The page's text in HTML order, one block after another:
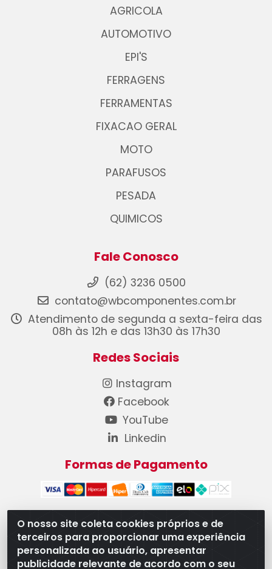
O nosso site coleta cookies próprios e de
terceiros para proporcionar uma experiência
personalizada ao usuário, apresentar
publicidade relevante de acordo com o seu
AGRICOLA
AUTOMOTIVO
EPI'S
FERRAGENS
FERRAMENTAS
FIXACAO GERAL
MOTO
PARAFUSOS
PESADA
QUIMICOS
Fale Conosco
(62) 3236 0500
contato@wbcomponentes.com.br
Atendimento de segunda a sexta-feira das
08h às 12h e das 13h30 às 17h30
Redes Sociais
Instagram
Facebook
YouTube
Linkedin
Formas de Pagamento
WB Componentes Automotivos LTDA - CNPJ
08.528.393/0001-12 - Rua do Níquel, 667 - Parque
Oeste Industrial, Goiânia/GO - CEP 74375-660